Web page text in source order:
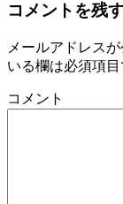
コメントを残
メールアドレス
いる欄は必須項目
コメント